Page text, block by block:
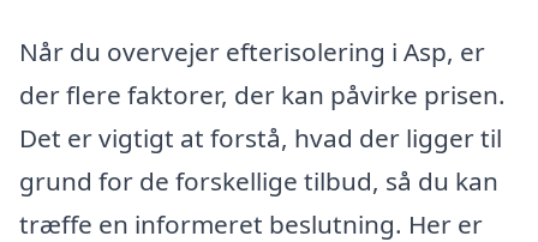
Når du overvejer efterisolering i Asp, er
der flere faktorer, der kan påvirke prisen.
Det er vigtigt at forstå, hvad der ligger til
grund for de forskellige tilbud, så du kan
træffe en informeret beslutning. Her er